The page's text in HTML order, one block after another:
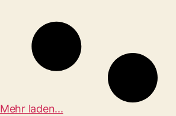
Mehr laden...